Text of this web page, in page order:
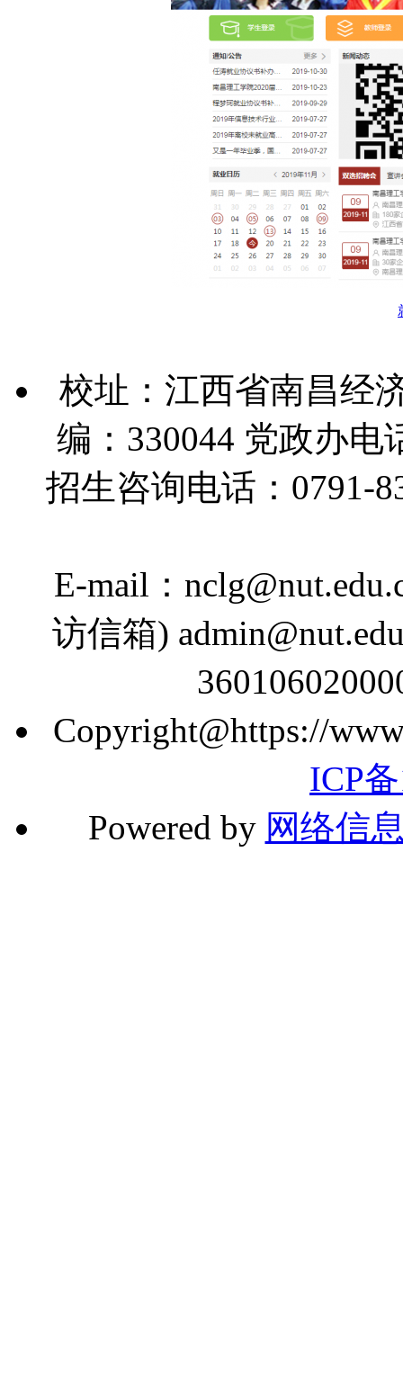
校址：江西省南昌经
编：330044 党政办电
招生咨询电话：0791-
E-mail：
访信箱)
Copyright@https://
ICP
Powered by 网络信